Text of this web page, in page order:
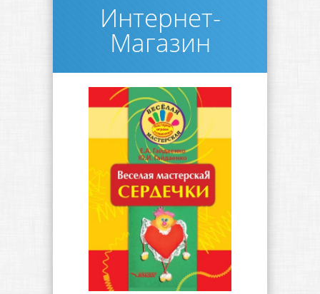
Интернет-
Магазин